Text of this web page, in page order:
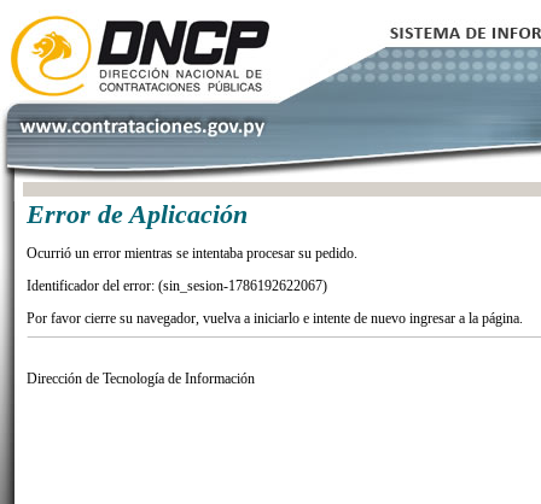
Error de Aplicación
Ocurrió un error mientras se intentaba procesar su pedido.
Identificador del error: (sin_sesion-1786192622067)
Por favor cierre su navegador, vuelva a iniciarlo e intente de nuevo ingresar a la página.
Dirección de Tecnología de Información